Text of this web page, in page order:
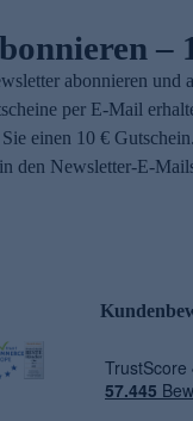
–
abonnieren und
per E-Mail
einen 10 €
den Newsletter-E-